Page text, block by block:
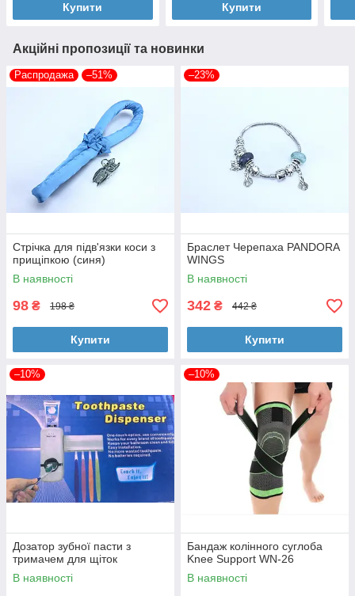
Купити Купити
Акційні пропозиції та новинки
Распродажа –51%
Стрічка для підв'язки коси з
прищіпкою (синя)
В наявності
98 ₴ 198 ₴
Купити
–23%
Браслет Черепаха PANDORA
WINGS
В наявності
342 ₴ 442 ₴
Купити
–10%
Дозатор зубної пасти з
тримачем для щіток
В наявності
–10%
Бандаж колінного суглоба
Knee Support WN-26
В наявності